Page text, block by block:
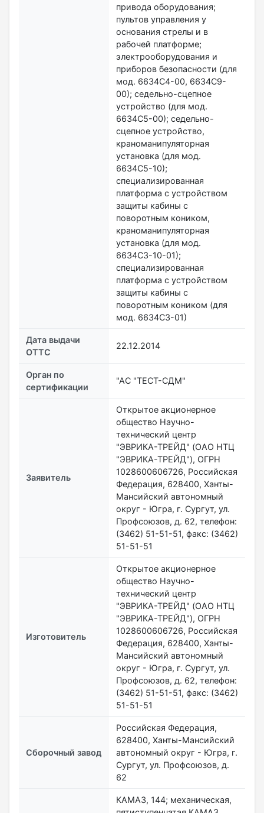
привода оборудования;
пультов управления у
основания стрелы и в
рабочей платформе;
электрооборудования и
приборов безопасности (для
мод. 6634С4-00, 6634С9-
00); седельно-сцепное
устройство (для мод.
6634С5-00); седельно-
сцепное устройство,
краноманипуляторная
установка (для мод.
6634С5-10);
специализированная
платформа с устройством
защиты кабины с
поворотным коником,
краноманипуляторная
установка (для мод.
6634С3-10-01);
специализированная
платформа с устройством
защиты кабины с
поворотным коником (для
мод. 6634С3-01)
Дата выдачи
ОТТС
22.12.2014
Орган по
сертификации
"АС "ТЕСТ-СДМ"
Заявитель
Открытое акционерное
общество Научно-
технический центр
"ЭВРИКА-ТРЕЙД" (OАO НТЦ
"ЭВРИКА-ТРЕЙД"), ОГРН
1028600606726, Российская
Федерация, 628400, Ханты-
Мансийский автономный
округ - Югра, г. Сургут, ул.
Профсоюзов, д. 62, телефон:
(3462) 51-51-51, факс: (3462)
51-51-51
Изготовитель
Открытое акционерное
общество Научно-
технический центр
"ЭВРИКА-ТРЕЙД" (OАO НТЦ
"ЭВРИКА-ТРЕЙД"), ОГРН
1028600606726, Российская
Федерация, 628400, Ханты-
Мансийский автономный
округ - Югра, г. Сургут, ул.
Профсоюзов, д. 62, телефон:
(3462) 51-51-51, факс: (3462)
51-51-51
Сборочный завод
Российская Федерация,
628400, Ханты-Мансийский
автономный округ - Югра, г.
Сургут, ул. Профсоюзов, д.
62
КАМАЗ, 144; механическая,